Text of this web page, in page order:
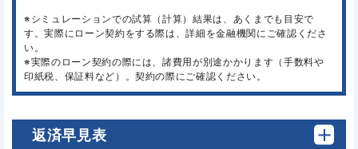
※シミュレーションでの試算（計算）結果は、あくまでも目安で
す。実際にローン契約をする際は、詳細を金融機関にご確認くださ
い。
※実際のローン契約の際には、諸費用が別途かかります（手数料や
印紙税、保証料など）。契約の際にご確認ください。
返済早見表